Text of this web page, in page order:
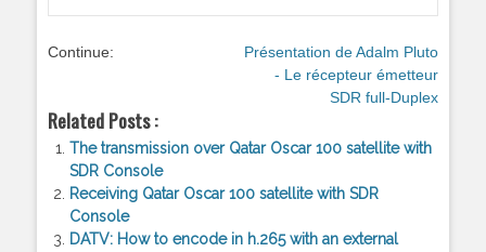
Continue:
Présentation de Adalm Pluto
- Le récepteur émetteur
SDR full-Duplex
Related Posts :
The transmission over Qatar Oscar 100 satellite with
SDR Console
Receiving Qatar Oscar 100 satellite with SDR
Console
DATV: How to encode in h.265 with an external